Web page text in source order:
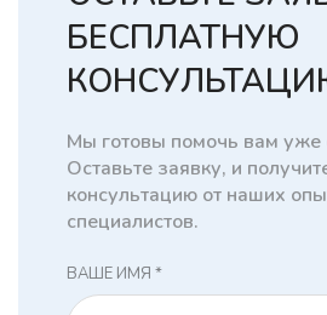
БЕСПЛАТНУЮ
Мы готовы помочь вам уже
Оставьте заявку, и
консультацию от наших
специалистов.
ВАШЕ ИМЯ *